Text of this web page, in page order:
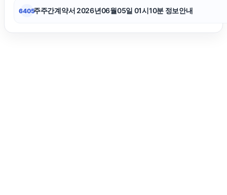
6405주주간계약서 2026년06월05일 01시10분 정보안내